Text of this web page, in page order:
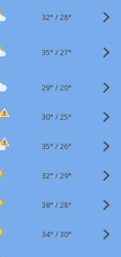
32° /28°
35° /27°
29° /20°
30° /25°
35° /26°
32° /29°
38° /28°
34° /30°